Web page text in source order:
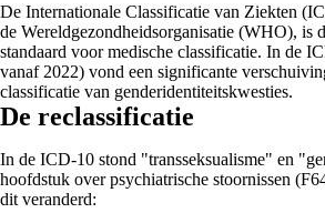
De Internationale Classificatie van Ziekten
de Wereldgezondheidsorganisatie (WHO), is
standaard voor medische classificatie. In de
vanaf 2022) vond een significante
classificatie van genderidentiteitskwesties.
De reclassificatie
In de ICD-10 stond "transseksualisme" en
hoofdstuk over psychiatrische stoornissen
dit veranderd: